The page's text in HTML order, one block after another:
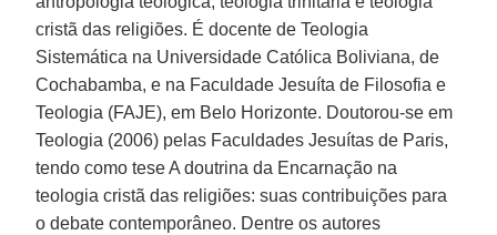
cristã das religiões. É docente de Teologia
Sistemática na Universidade Católica Boliviana, de
Cochabamba, e na Faculdade Jesuíta de Filosofia e
Teologia (FAJE), em Belo Horizonte. Doutorou-se em
Teologia (2006) pelas Faculdades Jesuítas de Paris,
tendo como tese A doutrina da Encarnação na
teologia cristã das religiões: suas contribuições para
o debate contemporâneo. Dentre os autores